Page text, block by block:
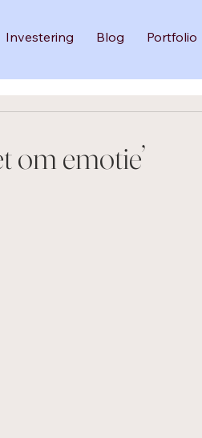
Investering Blog Portfolio
om emotie’​